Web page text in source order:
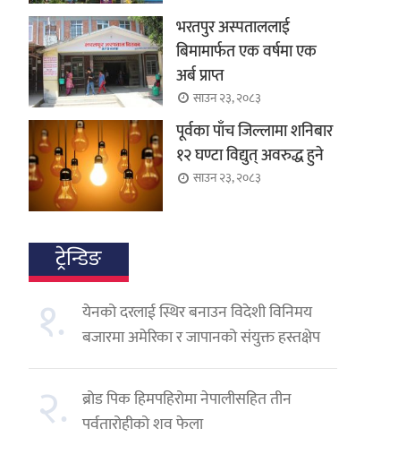
भरतपुर अस्पताललाई
बिमामार्फत एक वर्षमा एक
अर्ब प्राप्त
साउन २३, २०८३
पूर्वका पाँच जिल्लामा शनिबार
१२ घण्टा विद्युत् अवरुद्ध हुने
साउन २३, २०८३
ट्रेन्डिङ
१.
येनको दरलाई स्थिर बनाउन विदेशी विनिमय
बजारमा अमेरिका र जापानको संयुक्त हस्तक्षेप
२.
ब्रोड पिक हिमपहिरोमा नेपालीसहित तीन
पर्वतारोहीको शव फेला